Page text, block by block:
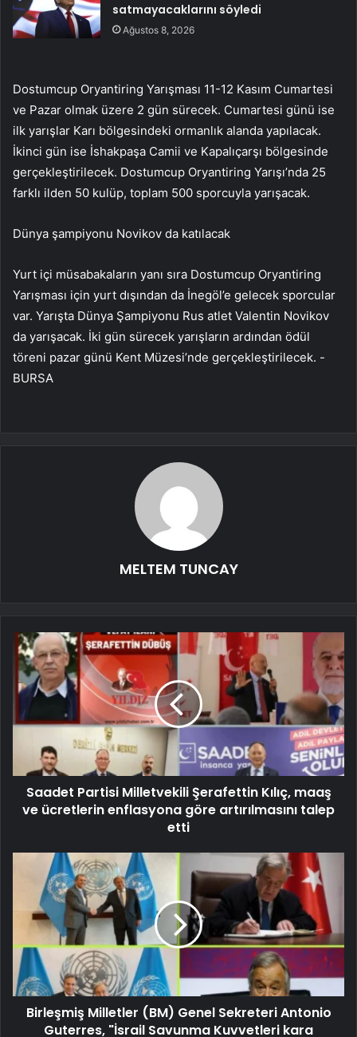
satmayacaklarını söyledi
Ağustos 8, 2026
Dostumcup Oryantiring Yarışması 11-12 Kasım Cumartesi
ve Pazar olmak üzere 2 gün sürecek. Cumartesi günü ise
ilk yarışlar Karı bölgesindeki ormanlık alanda yapılacak.
İkinci gün ise İshakpaşa Camii ve Kapalıçarşı bölgesinde
gerçekleştirilecek. Dostumcup Oryantiring Yarışı’nda 25
farklı ilden 50 kulüp, toplam 500 sporcuyla yarışacak.
Dünya şampiyonu Novikov da katılacak
Yurt içi müsabakaların yanı sıra Dostumcup Oryantiring
Yarışması için yurt dışından da İnegöl’e gelecek sporcular
var. Yarışta Dünya Şampiyonu Rus atlet Valentin Novikov
da yarışacak. İki gün sürecek yarışların ardından ödül
töreni pazar günü Kent Müzesi’nde gerçekleştirilecek. -
BURSA
MELTEM TUNCAY
Saadet Partisi Milletvekili Şerafettin Kılıç, maaş
ve ücretlerin enflasyona göre artırılmasını talep
etti
Birleşmiş Milletler (BM) Genel Sekreteri Antonio
Guterres, "İsrail Savunma Kuvvetleri kara